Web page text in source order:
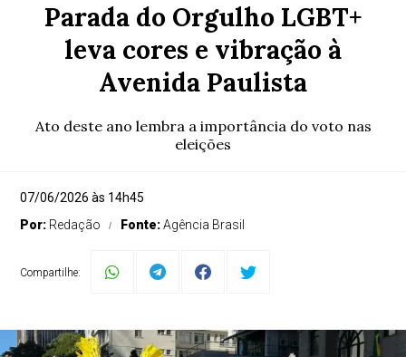
Parada do Orgulho LGBT+
leva cores e vibração à
Avenida Paulista
Ato deste ano lembra a importância do voto nas
eleições
07/06/2026 às 14h45
Por: Redação Fonte:Agência Brasil
Compartilhe: